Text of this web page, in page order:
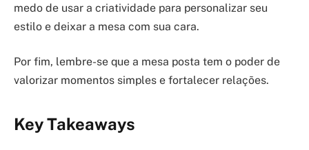
medo de usar a criatividade para personalizar seu
estilo e deixar a mesa com sua cara.
Por fim, lembre-se que a mesa posta tem o poder de
valorizar momentos simples e fortalecer relações.
Key Takeaways